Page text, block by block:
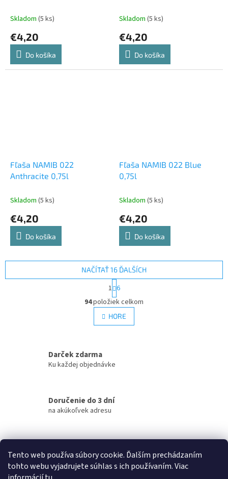
Tento web používa súbory cookie. Ďalším prechádzaním
tohto webu vyjadrujete súhlas s ich používaním. Viac
Skladom (5 ks)
€4,20
Do košíka
Skladom (5 ks)
€4,20
Do košíka
Fľaša NAMIB 022
Anthracite 0,75l
Skladom (5 ks)
€4,20
Do košíka
Fľaša NAMIB 022 Blue
0,75l
Skladom (5 ks)
€4,20
Do košíka
O
v
l
á
i
v
v
ý
p
s
NAČÍTAŤ 16 ĎALŠÍCH
t
r
á
n
k
n
i
1 6
94položiek celkom
HORE
Darček zdarma
Ku každej objednávke
Doručenie do 3 dní
na akúkoľvek adresu
nepoškodeného tovaru